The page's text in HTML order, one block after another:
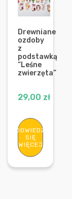
Drewniane
ozdoby
z
podstawką
“Leśne
zwierzęta”
29,00 zł
DOWIEDZ
SIĘ
WIĘCEJ